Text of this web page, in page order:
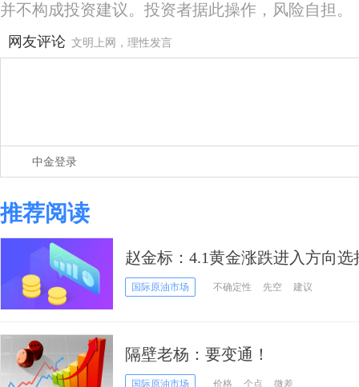
并不构成投资建议。投资者据此操作，风险自担。
网友评论 文明上网，理性发言
中金登录
推荐阅读
赵金标：4.1黄金涨跌进入方向
策略
国际原油市场 不确定性 先空 建议
隔壁老杨：要变通！
国际原油市场 价格 个点 微差